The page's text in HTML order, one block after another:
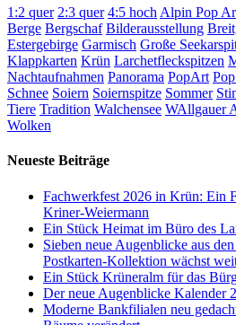
1:2 quer 2:3 quer 4:5 hoch Alpin Pop
Berge Bergschaf Bilderausstellung
Estergebirge Garmisch Große
Klappkarten Krün Larchetfleckspitzen
Nachtaufnahmen Panorama PopArt
Schnee Soiern Soiernspitze Sommer
Tiere Tradition Walchensee WAllgauer
Wolken
Neueste Beiträge
Fachwerkfest 2026 in Krün: Ein
Kriner-Weiermann
Ein Stück Heimat im Büro des
Sieben neue Augenblicke aus
Postkarten-Kollektion wächst
Ein Stück Krüneralm für das
Der neue Augenblicke Kalender
Moderne Bankfilialen neu